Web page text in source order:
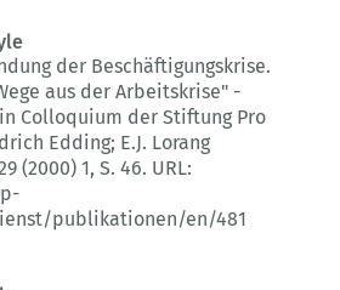
der Beschäftigungskrise.
aus der Arbeitskrise" -
Colloquium der Stiftung Pro
Edding; E.J. Lorang
(2000) 1, S. 46. URL:
publikationen/en/481